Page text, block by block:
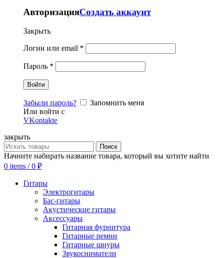
АвторизацияСоздать аккаунт
Закрыть
Логин или email *
Пароль *
Забыли пароль?
Запомнить меня
Или войти с
VKontakte
закрыть
Поиск
Начните набирать название товара, который вы хотите найти
0 items / 0 ₽
Гитары
Электрогитары
Бас-гитары
Акустические гитары
Аксессуары
Гитарная фурнитура
Гитарные ремни
Гитарные шнуры
Звукосниматели